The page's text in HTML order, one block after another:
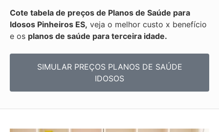
Cote tabela de preços de Planos de Saúde para
Idosos Pinheiros ES, veja o melhor custo x benefício
e os planos de saúde para terceira idade.
SIMULAR PREÇOS PLANOS DE SAÚDE
IDOSOS